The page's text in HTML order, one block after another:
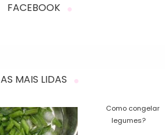
FACEBOOK
AS MAIS LIDAS
Como congelar
legumes?